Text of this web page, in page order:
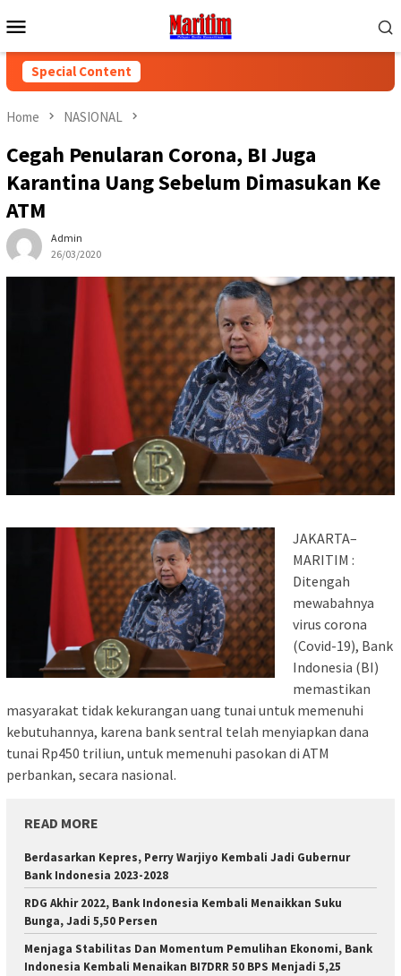
to
Menu
Special Content
Home NASIONAL
Cegah Penularan Corona, BI Juga
Karantina Uang Sebelum Dimasukan Ke
ATM
Admin
26/03/2020
JAKARTA–
MARITIM :
Ditengah
mewabahnya
virus corona
(Covid-19), Bank
Indonesia (BI)
memastikan
masyarakat tidak kekurangan uang tunai untuk memenuhi
kebutuhannya, karena bank sentral telah menyiapkan dana
tunai Rp450 triliun, untuk memenuhi pasokan di ATM
perbankan, secara nasional.
READ MORE
Berdasarkan Kepres, Perry Warjiyo​ Kembali Jadi Gubernur
Bank Indonesia 2023-2028​
RDG Akhir 2022, Bank Indonesia Kembali Menaikkan Suku
Bunga, Jadi 5,50 Persen
Menjaga Stabilitas Dan Momentum Pemulihan Ekonomi, Bank
Indonesia Kembali Menaikan BI7DRR 50 BPS Menjadi 5,25